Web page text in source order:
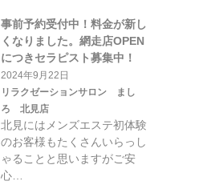
事前予約受付中！料金が新し
くなりました。網走店OPEN
につきセラピスト募集中！
2024年9月22日
リラクゼーションサロン まし
ろ 北見店
北見にはメンズエステ初体験
のお客様もたくさんいらっし
ゃることと思いますがご安
心…